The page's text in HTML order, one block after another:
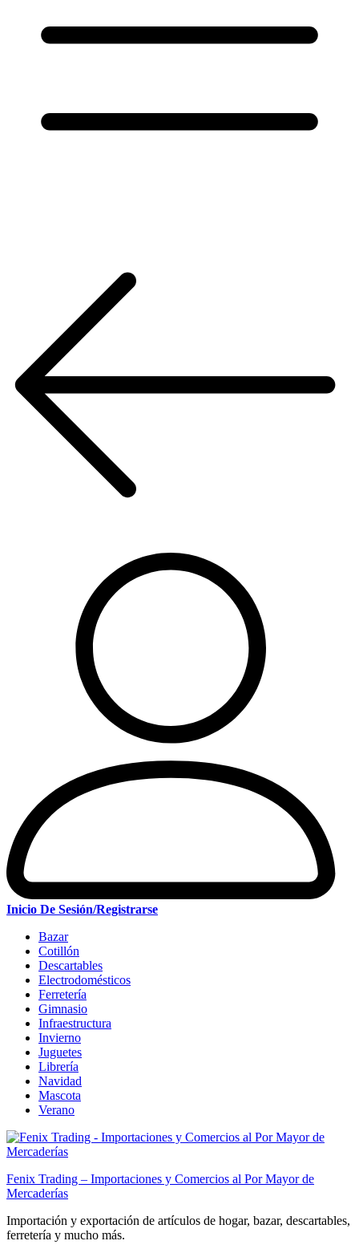
Inicio De Sesión/Registrarse
Bazar
Cotillón
Descartables
Electrodomésticos
Ferretería
Gimnasio
Infraestructura
Invierno
Juguetes
Librería
Navidad
Mascota
Verano
Fenix Trading – Importaciones y Comercios al Por Mayor de
Mercaderías
Importación y exportación de artículos de hogar, bazar, descartables,
ferretería y mucho más.